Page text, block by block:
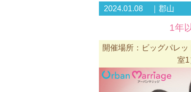
2024.01.08 ｜郡山
1年
開催場所：ビッグパレ
室1